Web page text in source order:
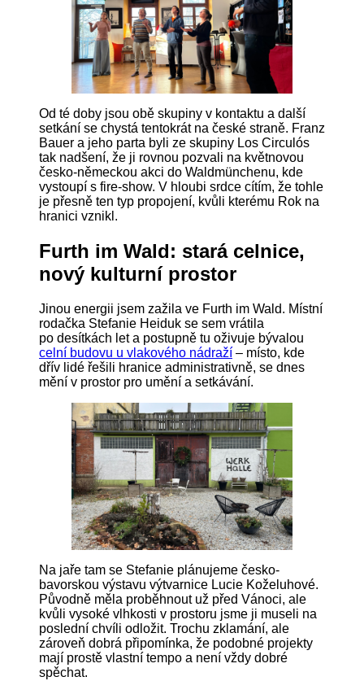
Od té doby jsou obě skupiny v kontaktu a další
setkání se chystá tentokrát na české straně. Franz
Bauer a jeho parta byli ze skupiny Los Circulós
tak nadšení, že ji rovnou pozvali na květnovou
česko-německou akci do Waldmünchenu, kde
vystoupí s fire-show. V hloubi srdce cítím, že tohle
je přesně ten typ propojení, kvůli kterému Rok na
hranici vznikl.
Furth im Wald: stará celnice,
nový kulturní prostor
Jinou energii jsem zažila ve Furth im Wald. Místní
rodačka Stefanie Heiduk se sem vrátila
po desítkách let a postupně tu oživuje bývalou
celní budovu u vlakového nádraží – místo, kde
dřív lidé řešili hranice administrativně, se dnes
mění v prostor pro umění a setkávání.
Na jaře tam se Stefanie plánujeme česko-
bavorskou výstavu výtvarnice Lucie Koželuhové.
Původně měla proběhnout už před Vánoci, ale
kvůli vysoké vlhkosti v prostoru jsme ji museli na
poslední chvíli odložit. Trochu zklamání, ale
zároveň dobrá připomínka, že podobné projekty
mají prostě vlastní tempo a není vždy dobré
spěchat.